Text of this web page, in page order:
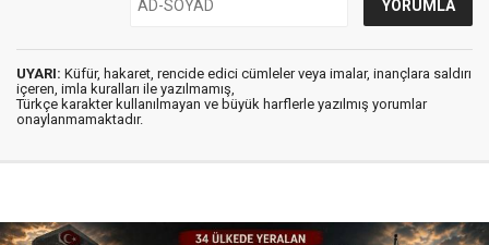
UYARI: Küfür, hakaret, rencide edici cümleler veya imalar, inançlara saldırı
içeren, imla kuralları ile yazılmamış,
Türkçe karakter kullanılmayan ve büyük harflerle yazılmış yorumlar
onaylanmamaktadır.